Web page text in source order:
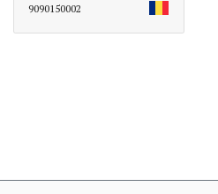
9090150002